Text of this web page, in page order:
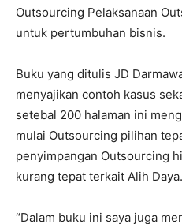
Outsourcing Pelaksanaan
untuk pertumbuhan bisnis.
Buku yang ditulis JD
menyajikan contoh kasus
setebal 200 halaman ini
mulai Outsourcing pilihan
penyimpangan Outsourcing
kurang tepat terkait Alih Daya.
“Dalam buku ini saya juga